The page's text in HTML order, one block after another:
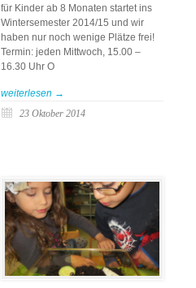
für Kinder ab 8 Monaten startet ins
Wintersemester 2014/15 und wir
haben nur noch wenige Plätze frei!
Termin: jeden Mittwoch, 15.00 –
16.30 Uhr O
weiterlesen →
23 Oktober 2014